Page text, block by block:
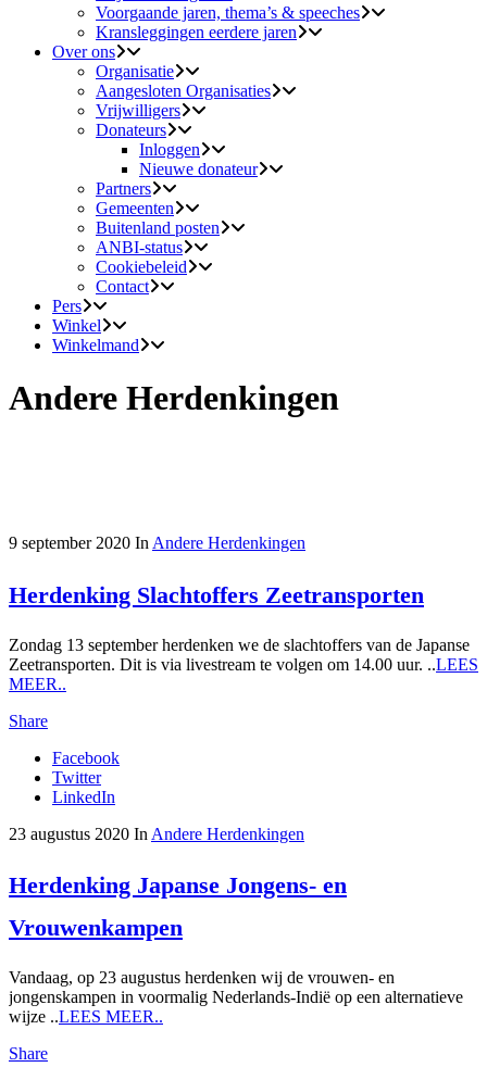
Voorgaande jaren, thema’s & speeches
Kransleggingen eerdere jaren
Over ons
Organisatie
Aangesloten Organisaties
Vrijwilligers
Donateurs
Inloggen
Nieuwe donateur
Partners
Gemeenten
Buitenland posten
ANBI-status
Cookiebeleid
Contact
Pers
Winkel
Winkelmand
Andere Herdenkingen
9 september 2020 InAndere Herdenkingen
Herdenking Slachtoffers Zeetransporten
Zondag 13 september herdenken we de slachtoffers van de Japanse
Zeetransporten. Dit is via livestream te volgen om 14.00 uur. ..LEES
MEER..
Share
Facebook
Twitter
LinkedIn
23 augustus 2020 In Andere Herdenkingen
Herdenking Japanse Jongens- en
Vrouwenkampen
Vandaag, op 23 augustus herdenken wij de vrouwen- en
jongenskampen in voormalig Nederlands-Indië op een alternatieve
wijze ..LEES MEER..
Share